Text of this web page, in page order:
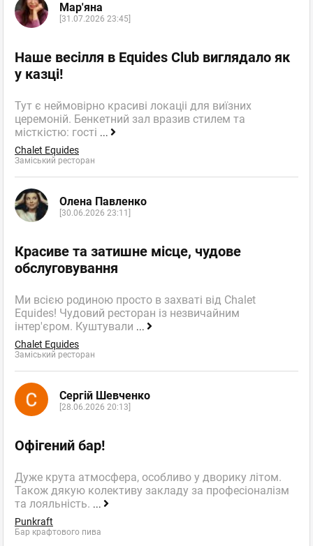
Мар'яна
[31.07.2026 23:45]
Наше весілля в Equides Club виглядало як
у казці!
Тут є неймовірно красиві локаціі для виїзних
церемоній. Бенкетний зал вразив стилем та
місткістю: гості ...
Chalet Equides
Заміський ресторан
Олена Павленко
[30.06.2026 23:11]
Красиве та затишне місце, чудове
обслуговування
Ми всією родиною просто в захваті від Chalet
Equides! Чудовий ресторан із незвичайним
інтер'єром. Куштували ...
Chalet Equides
Заміський ресторан
Сергій Шевченко
[28.06.2026 20:13]
Офігений бар!
Дуже крута атмосфера, особливо у дворику літом.
Також дякую колективу закладу за професіоналізм
та лояльність. ...
Punkraft
Бар крафтового пива